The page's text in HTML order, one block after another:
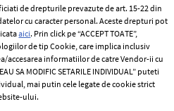
confidențialitate
Politica de cookies
Publicitate
de drepturile prevazute de art. 15-22 din
cu caracter personal. Aceste drepturi pot
aici. Prin click pe “ACCEPT TOATE”,
de tip Cookie, care implica inclusiv
accesarea informatiilor de catre Vendor-ii cu
SA MODIFIC SETARILE INDIVIDUAL” puteti
mai putin cele legate de cookie strict
ului.